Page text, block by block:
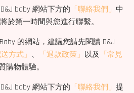
baby 網站下方的 「聯絡我們」 中
於第一時間與您進行聯繫。
的網站，建議您請先閱讀 D&J
方式」 、 「退款政策」 以及
「常見
購物體驗。
baby 網站下方的 「聯絡我們」 提